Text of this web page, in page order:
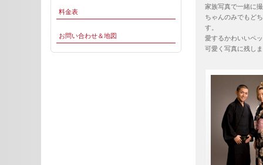
家族写真で一緒に
ちゃんのみでもど
す。
愛するかわいいペ
可愛く写真に残し
料金表
お問い合わせ＆地図